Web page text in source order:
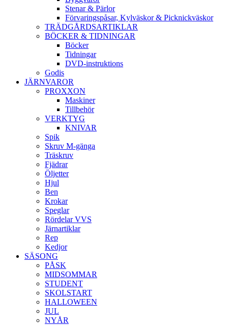
Stenar & Pärlor
Förvaringspåsar, Kylväskor & Picknickväskor
TRÄDGÅRDSARTIKLAR
BÖCKER & TIDNINGAR
Böcker
Tidningar
DVD-instruktions
Godis
JÄRNVAROR
PROXXON
Maskiner
Tillbehör
VERKTYG
KNIVAR
Spik
Skruv M-gänga
Träskruv
Fjädrar
Öljetter
Hjul
Ben
Krokar
Speglar
Rördelar VVS
Järnartiklar
Rep
Kedjor
SÄSONG
PÅSK
MIDSOMMAR
STUDENT
SKOLSTART
HALLOWEEN
JUL
NYÅR